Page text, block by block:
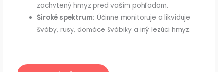
zachytený hmyz pred vaším pohľadom.
Široké spektrum: Účinne monitoruje a likviduje
šváby, rusy, domáce švábiky a iný lezúci hmyz.